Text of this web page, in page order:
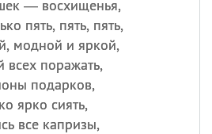
— восхищенья,
пять, пять, пять,
модной и яркой,
всех поражать,
подарков,
ярко сиять,
все капризы,